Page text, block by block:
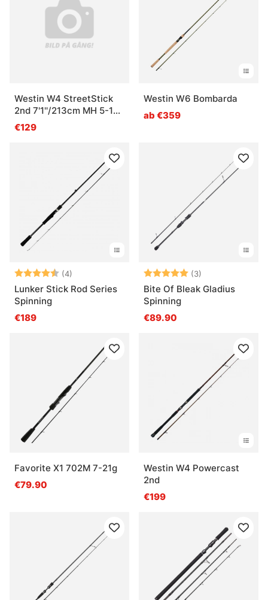
Westin W4 StreetStick
2nd 7'1''/213cm MH 5-15g
2sec
€129
Westin W6 Bombarda
ab €359
Bewertung:(4)
4.8 von 5 Sternen
Lunker Stick Rod Series
Spinning
€189
Bewertung:(3)
Bite Of Bleak Gladius
Spinning
€89.90
Favorite X1 702M 7-21g
€79.90
Westin W4 Powercast
2nd
€199